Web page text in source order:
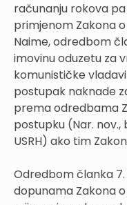
računanju rokova
primjenom Zakona
Naime, odredbom
imovinu oduzetu za
komunističke
postupak naknade
prema odredbama
postupku (Nar. nov.,
USRH) ako tim
Odredbom članka 7.
dopunama Zakona